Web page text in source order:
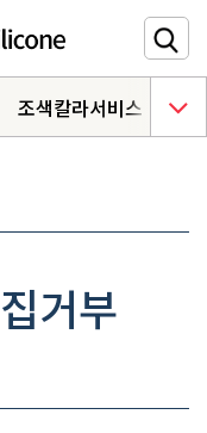
거부
조색칼라서비스 다